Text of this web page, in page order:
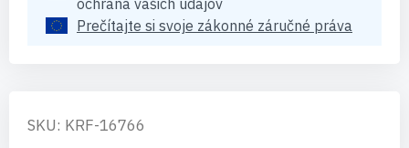
ochrana vašich údajov
Prečítajte si svoje zákonné záručné práva
SKU: KRF-16766